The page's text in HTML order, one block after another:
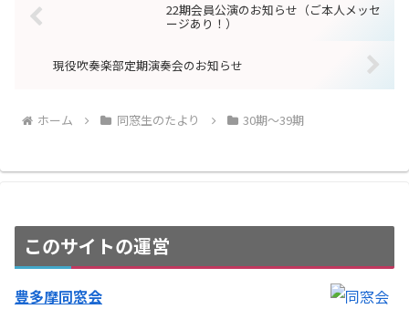
22期会員公演のお知らせ（ご本人メッセ
ージあり！）
現役吹奏楽部定期演奏会のお知らせ
ホーム 同窓生のたより 30期～39期
このサイトの運営
豊多摩同窓会